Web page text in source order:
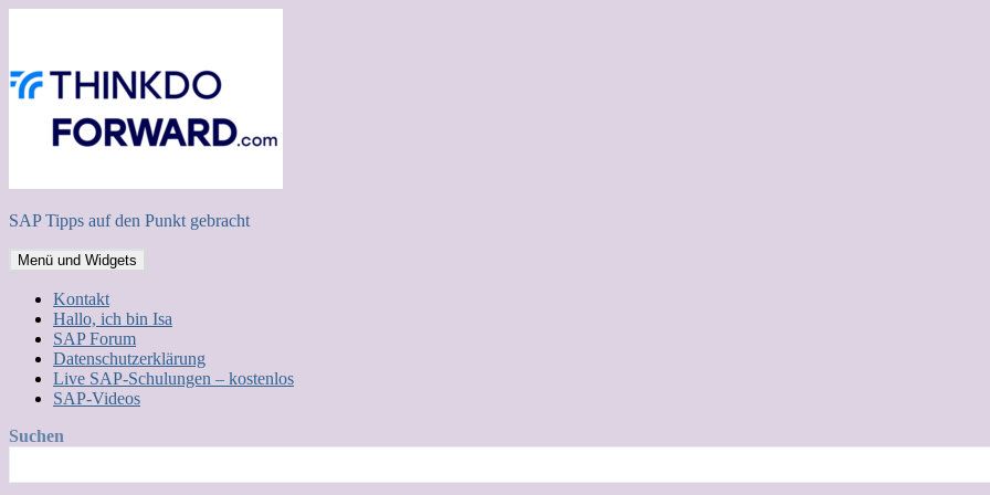
SAP Tipps auf den Punkt gebracht
Menü und Widgets
Kontakt
Hallo, ich bin Isa
SAP Forum
Datenschutzerklärung
Live SAP-Schulungen – kostenlos
SAP-Videos
Suchen